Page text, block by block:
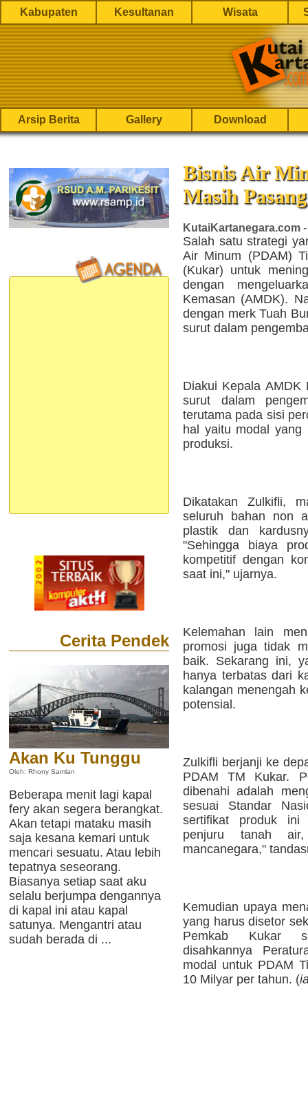
Kabupaten Kesultanan Wisata
Arsip Berita Gallery Download
Cerita Pendek
Akan Ku Tunggu
Oleh: Rhony Samlan
Beberapa menit lagi kapal
fery akan segera berangkat.
Akan tetapi mataku masih
saja kesana kemari untuk
mencari sesuatu. Atau lebih
tepatnya seseorang.
Biasanya setiap saat aku
selalu berjumpa dengannya
di kapal ini atau kapal
satunya. Mengantri atau
sudah berada di ...
Bisnis Air
Masih
KutaiKartanegara.com
Salah satu strategi
Air Minum (PDAM)
(Kukar) untuk
dengan
Kemasan (AMDK).
dengan merk Tuah
surut dalam
Diakui Kepala AMDK
surut dalam
terutama pada sisi
hal yaitu modal yang
produksi.
Dikatakan Zulkifli,
seluruh bahan non
plastik dan
"Sehingga biaya
kompetitif dengan
saat ini," ujarnya.
Kelemahan lain
promosi juga tidak
baik. Sekarang ini,
hanya terbatas dari
kalangan menengah
potensial.
Zulkifli berjanji ke
PDAM TM Kukar.
dibenahi adalah
sesuai Standar
sertifikat produk ini
penjuru tanah
mancanegara,"
Kemudian upaya
yang harus disetor
Pemkab Kukar
disahkannya
modal untuk PDAM
10 Milyar per tahun. (